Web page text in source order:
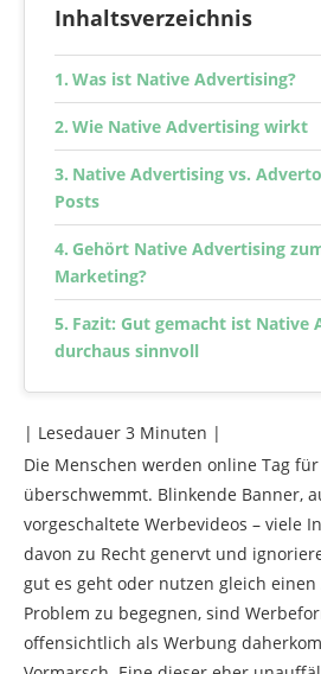
Inhaltsverzeichnis
Was ist Native Advertising?
Wie Native Advertising wirkt
Native Advertising vs.
Posts
Gehört Native Advertising
Marketing?
Fazit: Gut gemacht ist Native
durchaus sinnvoll
| Lesedauer 3 Minuten |
Die Menschen werden online Tag
überschwemmt. Blinkende Banner,
vorgeschaltete Werbevideos – viele
davon zu Recht genervt und
gut es geht oder nutzen gleich einen
Problem zu begegnen, sind
offensichtlich als Werbung